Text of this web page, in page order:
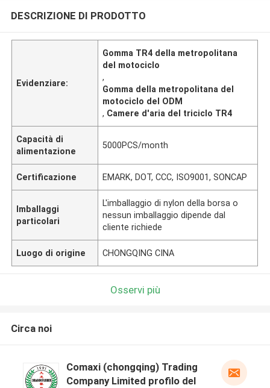
DESCRIZIONE DI PRODOTTO
Evidenziare:
Gomma TR4 della metropolitana
del motociclo
,
Gomma della metropolitana del
motociclo del ODM
, Camere d'aria del triciclo TR4
Capacità di
alimentazione
5000PCS/month
Certificazione EMARK, DOT, CCC, ISO9001, SONCAP
Imballaggi
particolari
L'imballaggio di nylon della borsa o
nessun imballaggio dipende dal
cliente richiede
Luogo di origine CHONGQING CINA
Osservi più
Circa noi
Comaxi (chongqing) Trading
Company Limited profilo del